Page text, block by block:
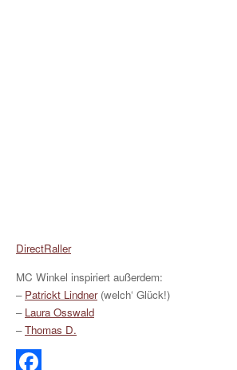
DirectRaller
MC Winkel inspiriert außerdem:
– Patrickt Lindner(welch‘ Glück!)
– Laura Osswald
–Thomas D.